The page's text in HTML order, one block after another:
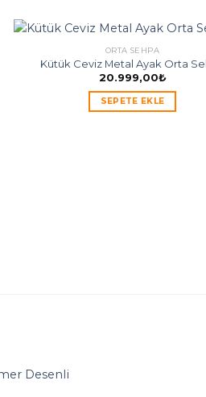
ORTA SEHPA
Kütük Ceviz Metal Ayak Orta
20.999,00₺
SEPETE EKLE
Desenli